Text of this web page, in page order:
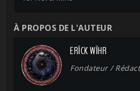
À PROPOS DE L'AUTEUR
ERĪCK WĪHR
Fondateur /